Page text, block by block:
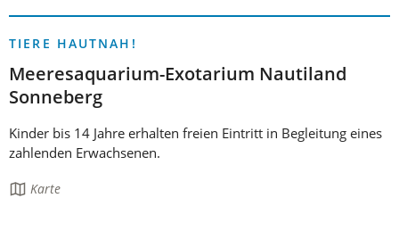
TIERE HAUTNAH!
Meeresaquarium-Exotarium Nautiland
Sonneberg
Kinder bis 14 Jahre erhalten freien Eintritt in Begleitung eines
zahlenden Erwachsenen.
Die Karte